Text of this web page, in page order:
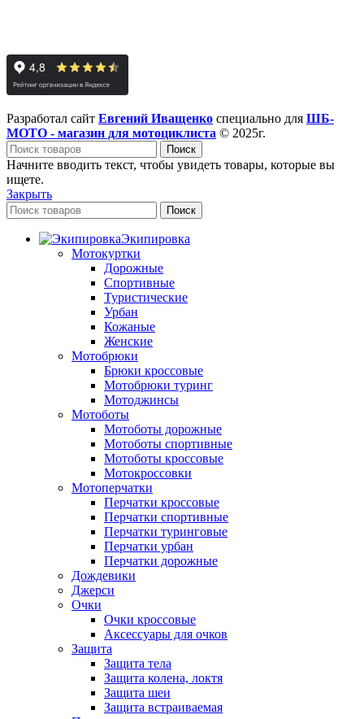
Разработал сайт Евгений Иващенко специально для ШБ-
МОТО - магазин для мотоциклиста © 2025г.
Поиск
Начните вводить текст, чтобы увидеть товары, которые вы
ищете.
Закрыть
Поиск
Экипировка
Мотокуртки
Дорожные
Спортивные
Туристические
Урбан
Кожаные
Женские
Мотобрюки
Брюки кроссовые
Мотобрюки туринг
Мотоджинсы
Мотоботы
Мотоботы дорожные
Мотоботы спортивные
Мотоботы кроссовые
Мотокроссовки
Мотоперчатки
Перчатки кроссовые
Перчатки спортивные
Перчатки туринговые
Перчатки урбан
Перчатки дорожные
Дождевики
Джерси
Очки
Очки кроссовые
Аксессуары для очков
Защита
Защита тела
Защита колена, локтя
Защита шеи
Защита встраиваемая